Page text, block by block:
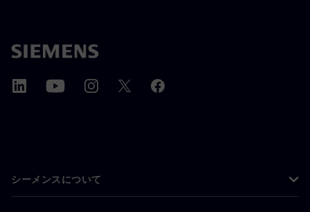
シーメンスについて